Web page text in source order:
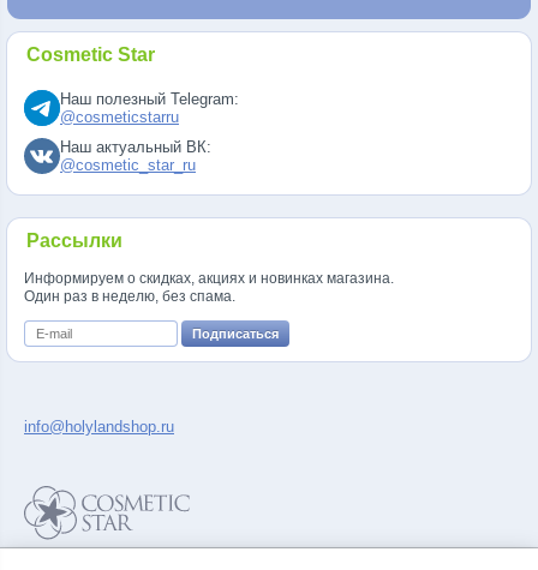
Cosmetic Star
Наш полезный Telegram:
@cosmeticstarru
Наш актуальный ВК:
@cosmetic_star_ru
Рассылки
Информируем о скидках, акциях и новинках магазина.
Один раз в неделю, без спама.
info@holylandshop.ru